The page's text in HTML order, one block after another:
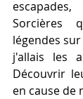
Sorcières
légendes
j'allais les
Découvrir
en cause de